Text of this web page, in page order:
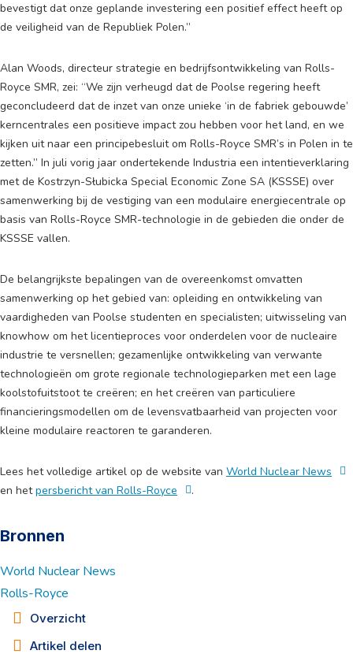
bevestigt dat onze geplande investering een positief effect heeft op
de veiligheid van de Republiek Polen.”
Alan Woods, directeur strategie en bedrijfsontwikkeling van Rolls-
Royce SMR, zei: “We zijn verheugd dat de Poolse regering heeft
geconcludeerd dat de inzet van onze unieke ‘in de fabriek gebouwde’
kerncentrales een positieve impact zou hebben voor het land, en we
kijken uit naar een principebesluit om Rolls-Royce SMR’s in Polen in te
zetten.” In juli vorig jaar ondertekende Industria een intentieverklaring
met de Kostrzyn-Słubicka Special Economic Zone SA (KSSSE) over
samenwerking bij de vestiging van een modulaire energiecentrale op
basis van Rolls-Royce SMR-technologie in de gebieden die onder de
KSSSE vallen.
De belangrijkste bepalingen van de overeenkomst omvatten
samenwerking op het gebied van: opleiding en ontwikkeling van
vaardigheden van Poolse studenten en specialisten; uitwisseling van
knowhow om het licentieproces voor onderdelen voor de nucleaire
industrie te versnellen; gezamenlijke ontwikkeling van verwante
technologieën om grote regionale technologieparken met een lage
koolstofuitstoot te creëren; en het creëren van particuliere
financieringsmodellen om de levensvatbaarheid van projecten voor
kleine modulaire reactoren te garanderen.
Lees het volledige artikel op de website van World Nuclear News
en hetpersbericht van Rolls-Royce .
Bronnen
World Nuclear News
Rolls-Royce
Overzicht
Artikel delen